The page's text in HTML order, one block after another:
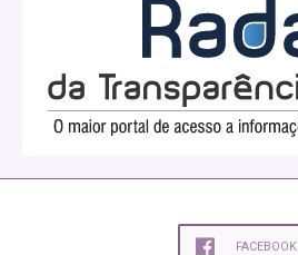
FACEBOOK